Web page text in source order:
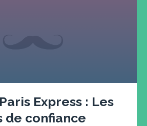
Express : Les
de confiance